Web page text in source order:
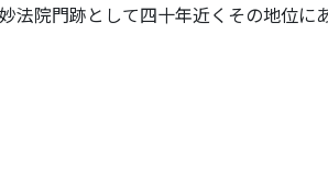
院門跡として四十年近くその地位に
絵画・詩作など多方面の特技を有し
精一杯の活躍をなした。その詳細を
にしたいと思うのである。